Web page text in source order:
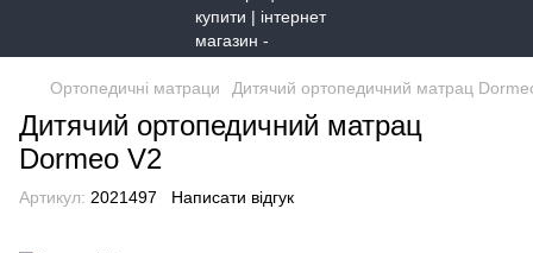
Ортопедичні матраци Дитячий ортопедичний матрац
Дитячий ортопедичний матрац
Dormeo V2
Артикул: 2021497 Написати відгук